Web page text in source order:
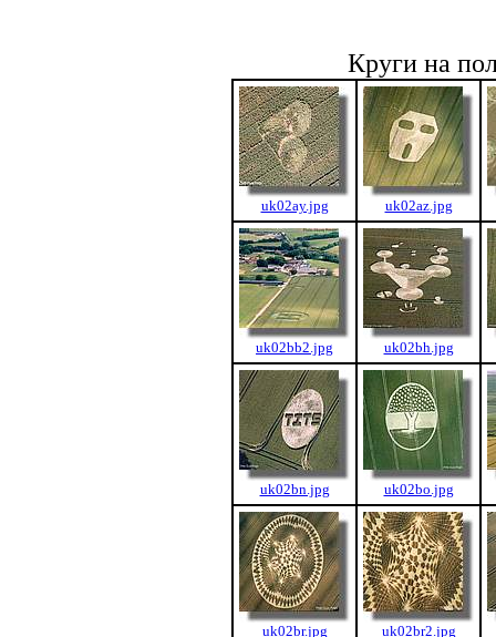
Круги на
uk02ay.jpg uk02az.jpg
uk02bb2.jpg uk02bh.jpg
uk02bn.jpg uk02bo.jpg
uk02br.jpg uk02br2.jpg